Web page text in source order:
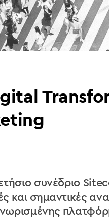
συνέδριο
σημαντικές